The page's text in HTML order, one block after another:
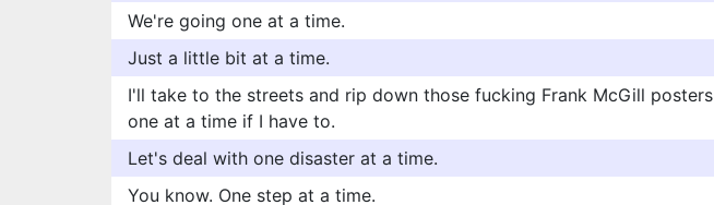
We're going one at a time.
Just a little bit at a time.
I'll take to the streets and rip down those fucking Frank McGill posters
one at a time if I have to.
Let's deal with one disaster at a time.
You know. One step at a time.